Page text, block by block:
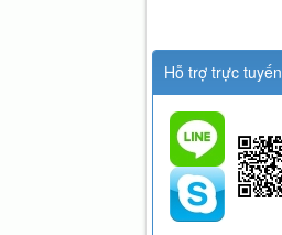
Hỗ trợ trực tuyến